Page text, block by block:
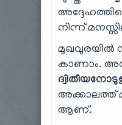
നിന്ന്
മുഖവുരയിൽ
കാണാം.
അക്കാലത്ത്
ആണ്.